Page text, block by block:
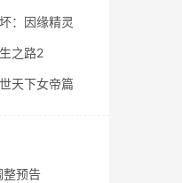
：因缘精灵
之路2
天下女帝篇
整预告